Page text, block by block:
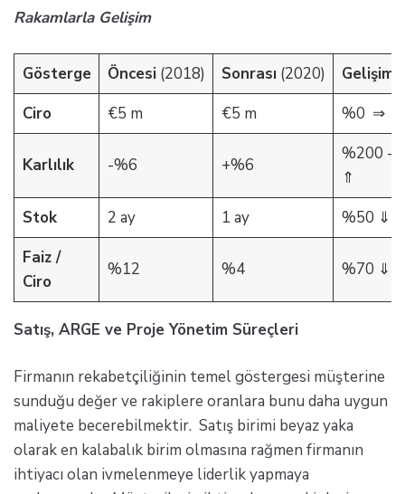
Rakamlarla Gelişim
Gösterge Öncesi(2018) Sonrası(2020)
Gelişim
Ciro
€5 m €5 m %0 ⇒
Karlılık -%6 +%6
%200 ­­­
⇑
Stok
2 ay 1 ay
%50 ⇓
Faiz /
Ciro
%12 %4 %70 ⇓
Satış, ARGE ve Proje Yönetim Süreçleri
Firmanın rekabetçiliğinin temel göstergesi müşterine
sunduğu değer ve rakiplere oranlara bunu daha uygun
maliyete becerebilmektir. Satış birimi beyaz yaka
olarak en kalabalık birim olmasına rağmen firmanın
ihtiyacı olan ivmelenmeye liderlik yapmaya